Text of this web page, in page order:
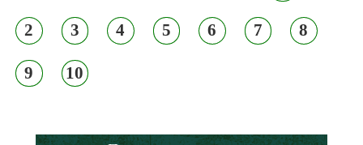
2 3 4 5 6 7 8
9 10